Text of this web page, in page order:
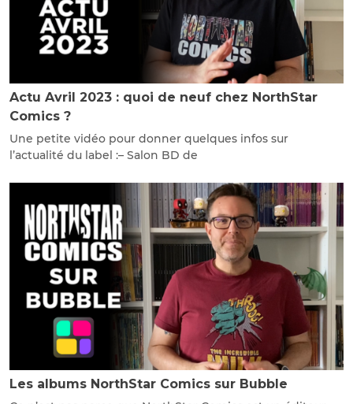
Actu Avril 2023 : quoi de neuf chez NorthStar
Comics ?
Une petite vidéo pour donner quelques infos sur
l’actualité du label :– Salon BD de
Les albums NorthStar Comics sur Bubble